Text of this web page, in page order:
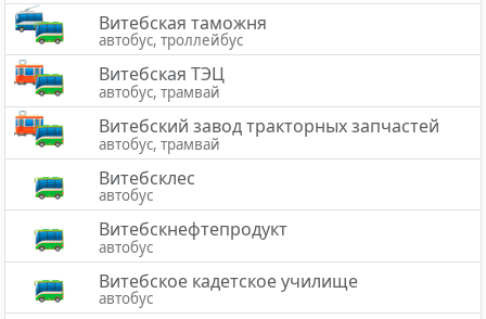
Витебская таможня
автобус, троллейбус
Витебская ТЭЦ
автобус, трамвай
Витебский завод тракторных запчастей
автобус, трамвай
Витебсклес
автобус
Витебскнефтепродукт
автобус
Витебское кадетское училище
автобус